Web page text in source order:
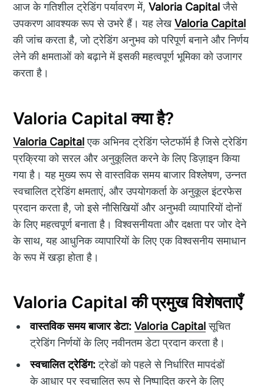
आज के गतिशील ट्रेडिंग पर्यावरण में,Valoria Capitalजैसे
उपकरण आवश्यक रूप से उभरे हैं। यह लेखValoria Capital
की जांच करता है, जो ट्रेडिंग अनुभव को परिपूर्ण बनाने और निर्णय
लेने की क्षमताओं को बढ़ाने में इसकी महत्वपूर्ण भूमिका को उजागर
करता है।
Valoria Capital क्या है?
Valoria Capitalएक अभिनव ट्रेडिंग प्लेटफॉर्म है जिसे ट्रेडिंग
प्रक्रिया को सरल और अनुकूलित करने के लिए डिज़ाइन किया
गया है। यह मुख्य रूप से वास्तविक समय बाजार विश्लेषण, उन्नत
स्वचालित ट्रेडिंग क्षमताएं, और उपयोगकर्ता के अनुकूल इंटरफेस
प्रदान करता है, जो इसे नौसिखियों और अनुभवी व्यापारियों दोनों
के लिए महत्वपूर्ण बनाता है। विश्वसनीयता और दक्षता पर जोर देने
के साथ, यह आधुनिक व्यापारियों के लिए एक विश्वसनीय समाधान
के रूप में खड़ा होता है।
Valoria Capital की प्रमुख विशेषताएँ
वास्तविक समय बाजार डेटा: Valoria Capitalसूचित
ट्रेडिंग निर्णयों के लिए नवीनतम डेटा प्रदान करता है।
स्वचालित ट्रेडिंग:ट्रेडों को पहले से निर्धारित मापदंडों
के आधार पर स्वचालित रूप से निष्पादित करने के लिए